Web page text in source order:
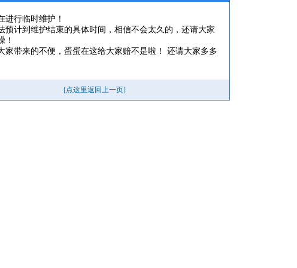
进行临时维护！
预计到维护结束的具体时间，相信不会太久的，还请大家
！
家带来的不便，蛋蛋在这给大家赔不是啦！ 还请大家多多
[点这里返回上一页]